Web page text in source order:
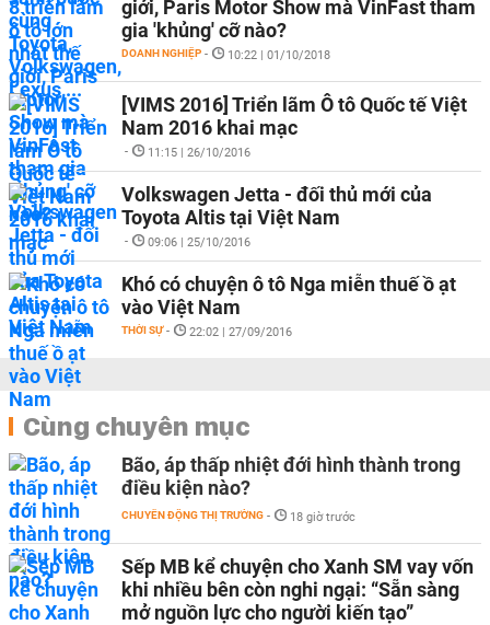
giới, Paris Motor Show mà VinFast tham
gia 'khủng' cỡ nào?
DOANH NGHIỆP - 10:22 | 01/10/2018
[VIMS 2016] Triển lãm Ô tô Quốc tế Việt
Nam 2016 khai mạc
- 11:15 | 26/10/2016
Volkswagen Jetta - đối thủ mới của
Toyota Altis tại Việt Nam
- 09:06 | 25/10/2016
Khó có chuyện ô tô Nga miễn thuế ồ ạt
vào Việt Nam
THỜI SỰ - 22:02 | 27/09/2016
Cùng chuyên mục
Bão, áp thấp nhiệt đới hình thành trong
điều kiện nào?
CHUYỂN ĐỘNG THỊ TRƯỜNG - 18 giờ trước
Sếp MB kể chuyện cho Xanh SM vay vốn
khi nhiều bên còn nghi ngại: “Sẵn sàng
mở nguồn lực cho người kiến tạo”